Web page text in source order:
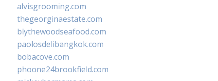
alvisgrooming.com
thegeorginaestate.com
blythewoodseafood.com
paolosdelibangkok.com
bobacove.com
phoone24brookfield.com